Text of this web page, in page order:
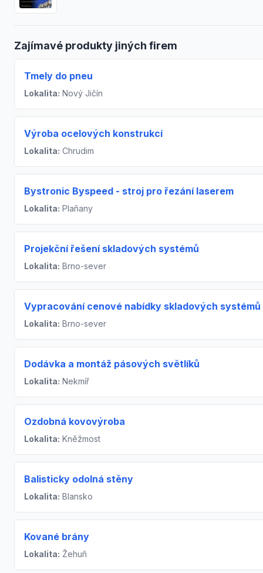
Zajímavé produkty jiných firem
Tmely do pneu
Lokalita: Nový Jičín
Výroba ocelových konstrukcí
Lokalita: Chrudim
Bystronic Byspeed - stroj pro řezání laserem
Lokalita: Plaňany
Projekční řešení skladových systémů
Lokalita: Brno-sever
Vypracování cenové nabídky skladových systémů
Lokalita: Brno-sever
Dodávka a montáž pásových světlíků
Lokalita: Nekmíř
Ozdobná kovovýroba
Lokalita: Kněžmost
Balisticky odolná stěny
Lokalita: Blansko
Kované brány
Lokalita: Žehuň